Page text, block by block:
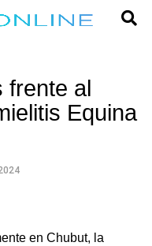
frente al
Equina
en Chubut, la